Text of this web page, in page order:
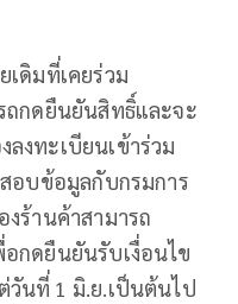
เดิมที่เคยร่วม
ถกดยืนยันสิทธิ์และจะ
งทะเบียนเข้าร่วม
สอบข้อมูลกับกรมการ
ร้านค้าสามารถ
กดยืนยันรับเงื่อนไข
วันที่ 1 มิ.ย.เป็นต้นไป